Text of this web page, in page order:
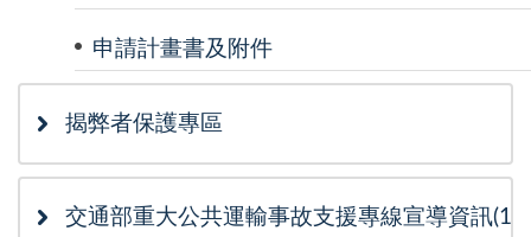
申請計畫書及附件
揭弊者保護專區
交通部重大公共運輸事故支援專線宣導資訊